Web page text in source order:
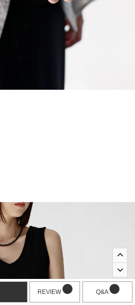
REVIEW Q&A